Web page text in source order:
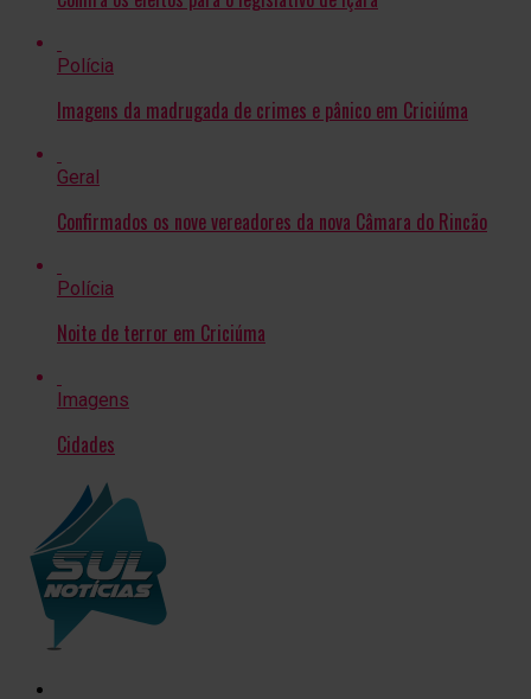
Polícia
Imagens da madrugada de crimes e pânico em Criciúma
Geral
Confirmados os nove vereadores da nova Câmara do Rincão
Polícia
Noite de terror em Criciúma
Imagens
Cidades